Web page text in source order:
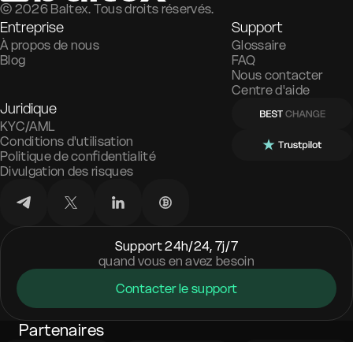
© 2026 Baltex. Tous droits réservés.
Entreprise
À propos de nous
Blog
Support
Glossaire
FAQ
Nous contacter
Centre d'aide
Juridique
KYC/AML
Conditions d'utilisation
Politique de confidentialité
Divulgation des risques
Support 24h/24, 7j/7
quand vous en avez besoin
Contacter le support
Partenaires